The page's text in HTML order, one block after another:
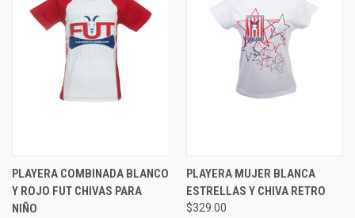
PLAYERA COMBINADA BLANCO
Y ROJO FUT CHIVAS PARA
NIÑO
PLAYERA MUJER BLANCA
ESTRELLAS Y CHIVA RETRO
$329.00